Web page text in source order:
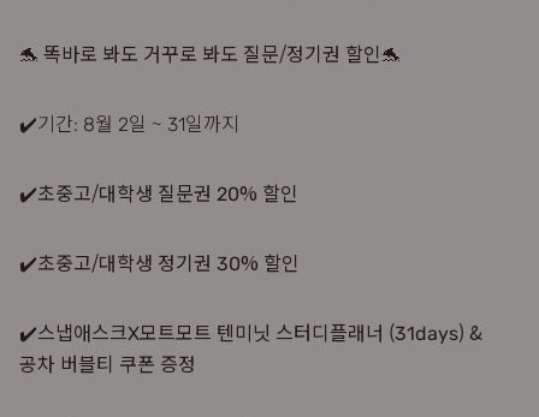
🐬 똑바로 봐도 거꾸로 봐도 질문/정기권 할인🐬
✔️기간: 8월 2일 ~ 31일까지
✔️초중고/대학생 질문권 20% 할인
✔️초중고/대학생 정기권 30% 할인
✔️스냅애스크X모트모트 텐미닛 스터디플래너 (31days) &
공차 버블티 쿠폰 증정